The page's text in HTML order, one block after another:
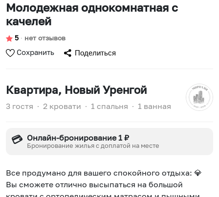
Молодежная однокомнатная с
качелей
5 ∙ нет отзывов
Сохранить Поделиться
Квартира, Новый Уренгой
3 гостя ∙ 2 кровати ∙ 1 спальня ∙ 1 ванная
💳 Онлайн-бронирование 1 ₽
Бронирование жилья с доплатой на месте
Все продумано для вашего спокойного отдыха: 💎
Вы сможете отлично высыпаться на большой